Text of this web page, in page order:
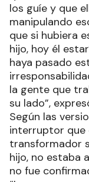
los guíe y que
manipulando
que si hubiera
hijo, hoy él
haya pasado
la gente que
su lado”,
Según las
interruptor que
transformador
hijo, no estaba
no fue